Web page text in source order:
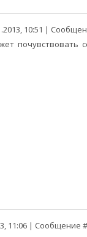
10:51 |
почувствовать
11:06 | Сообщение